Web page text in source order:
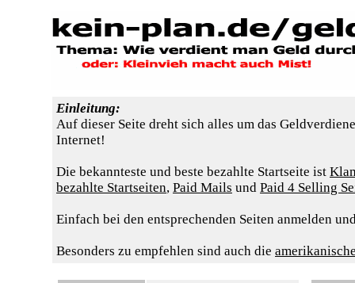
Einleitung:
Auf dieser Seite dreht sich alles um das
Internet!
Die bekannteste und beste bezahlte Startseite ist
bezahlte Startseiten, Paid Mails und Paid 4 Selling
Einfach bei den entsprechenden Seiten anmelden
Besonders zu empfehlen sind auch die